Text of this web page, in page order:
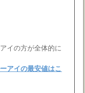
イの方が全体的に
アイの最安値はこ